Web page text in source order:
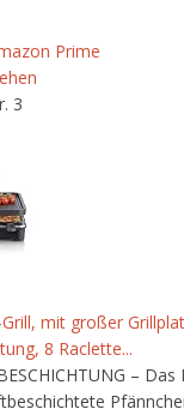
3
mit großer
8 Raclette...
–